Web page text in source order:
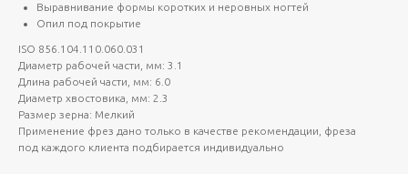
Выравнивание формы коротких и неровных ногтей
Опил под покрытие
ISO 856.104.110.060.031
Диаметр рабочей части, мм: 3.1
Длина рабочей части, мм: 6.0
Диаметр хвостовика, мм: 2.3
Размер зерна: Мелкий
Применение фрез дано только в качестве рекомендации, фреза
под каждого клиента подбирается индивидуально